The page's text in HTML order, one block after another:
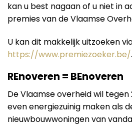
kan u best nagaan of u niet in
premies van de Vlaamse
U kan dit makkelijk uitzoeken
https://www.premiezoeker.be/.
REnoveren = BEnoveren
De Vlaamse overheid wil
even energiezuinig maken als
nieuwbouwwoningen van